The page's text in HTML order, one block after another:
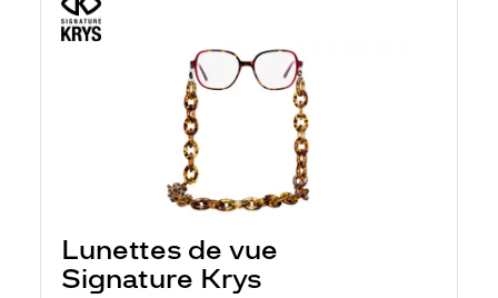
Lunettes de vue
Signature Krys